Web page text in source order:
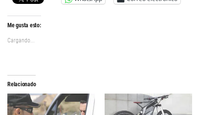
Me gusta esto:
Cargando...
Relacionado